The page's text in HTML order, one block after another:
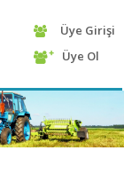
Üye Girişi
Üye Ol